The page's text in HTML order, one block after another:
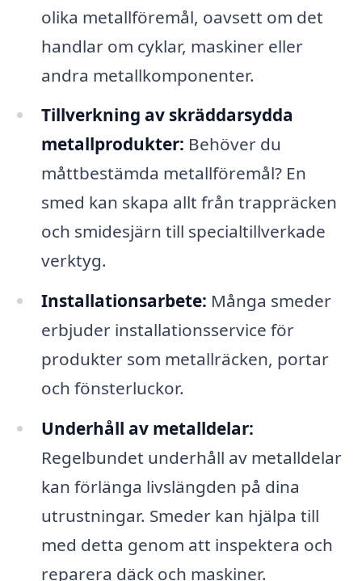
olika metallföremål, oavsett om det
handlar om cyklar, maskiner eller
andra metallkomponenter.
Tillverkning av skräddarsydda
metallprodukter: Behöver du
måttbestämda metallföremål? En
smed kan skapa allt från trappräcken
och smidesjärn till specialtillverkade
verktyg.
Installationsarbete: Många smeder
erbjuder installationsservice för
produkter som metallräcken, portar
och fönsterluckor.
Underhåll av metalldelar:
Regelbundet underhåll av metalldelar
kan förlänga livslängden på dina
utrustningar. Smeder kan hjälpa till
med detta genom att inspektera och
reparera däck och maskiner.